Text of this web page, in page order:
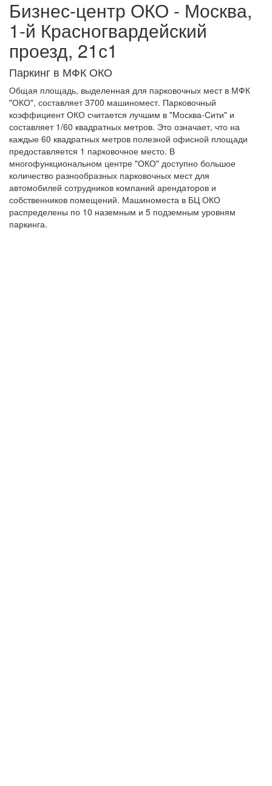
Бизнес-центр ОКО - Москва,
1-й Красногвардейский
проезд, 21с1
Паркинг в МФК ОКО
Общая площадь, выделенная для парковочных мест в МФК
"ОКО", составляет 3700 машиномест. Парковочный
коэффициент ОКО считается лучшим в "Москва-Сити" и
составляет 1/60 квадратных метров. Это означает, что на
каждые 60 квадратных метров полезной офисной площади
предоставляется 1 парковочное место. В
многофункциональном центре "ОКО" доступно большое
количество разнообразных парковочных мест для
автомобилей сотрудников компаний арендаторов и
собственников помещений. Машиноместа в БЦ ОКО
распределены по 10 наземным и 5 подземным уровням
паркинга.